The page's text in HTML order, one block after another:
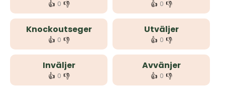
👍 0 👎 👍 0 👎
Knockoutseger
👍 0 👎
Utväljer
👍 0 👎
Inväljer
👍 0 👎
Avvänjer
👍 0 👎